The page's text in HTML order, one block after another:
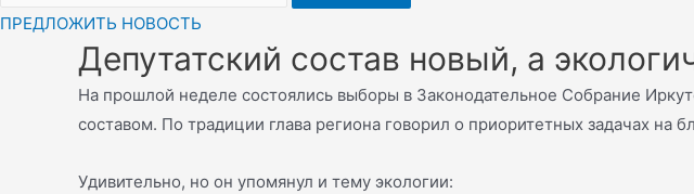
ПРЕДЛОЖИТЬ НОВОСТЬ
Депутатский состав новый, а
На прошлой неделе состоялись выборы в Законодательное Собрание
составом. По традиции глава региона говорил о приоритетных задачах на
Удивительно, но он упомянул и тему экологии: